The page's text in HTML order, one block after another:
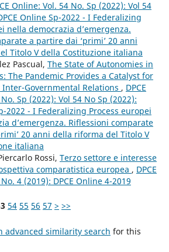
Online: Vol. 54 No. Sp (2022): Vol 54
Online Sp-2022 - I Federalizing
nella democrazia d’emergenza.
a partire dai ‘primi’ 20 anni
Titolo V della Costituzione italiana
Pascual, The State of Autonomies in
The Pandemic Provides a Catalyst for
Governmental Relations , DPCE
Sp (2022): Vol 54 No Sp (2022):
2022 - I Federalizing Process europei
d’emergenza. Riflessioni comparate
20 anni della riforma del Titolo V
italiana
Rossi, Terzo settore e interesse
comparatistica europea , DPCE
4 (2019): DPCE Online 4-2019
54 55 56 57 > >>
advanced similarity search for this